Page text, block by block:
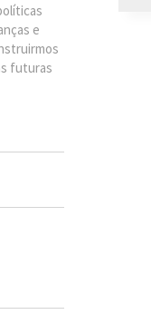
e
futuras